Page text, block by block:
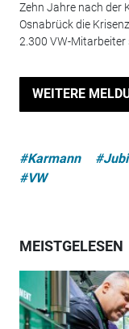
Zehn Jahre nach der
Osnabrück die
2.300 VW-
WEITERE
#Karmann
#VW
MEISTGELESEN